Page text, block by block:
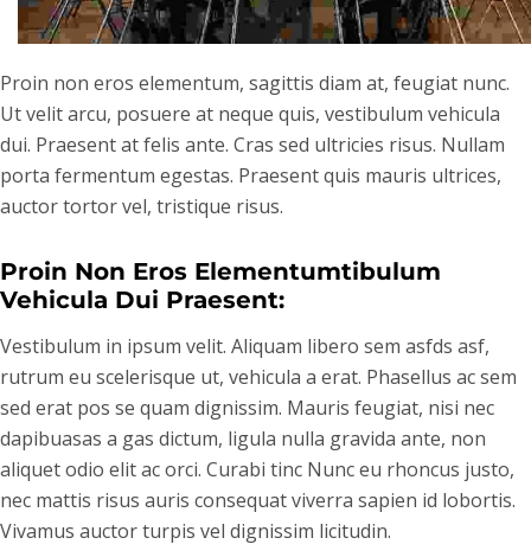
Proin non eros elementum, sagittis diam at, feugiat nunc.
Ut velit arcu, posuere at neque quis, vestibulum vehicula
dui. Praesent at felis ante. Cras sed ultricies risus. Nullam
porta fermentum egestas. Praesent quis mauris ultrices,
auctor tortor vel, tristique risus.
Proin Non Eros Elementumtibulum
Vehicula Dui Praesent:
Vestibulum in ipsum velit. Aliquam libero sem asfds asf,
rutrum eu scelerisque ut, vehicula a erat. Phasellus ac sem
sed erat pos se quam dignissim. Mauris feugiat, nisi nec
dapibuasas a gas dictum, ligula nulla gravida ante, non
aliquet odio elit ac orci. Curabi tinc Nunc eu rhoncus justo,
nec mattis risus auris consequat viverra sapien id lobortis.
Vivamus auctor turpis vel dignissim licitudin.